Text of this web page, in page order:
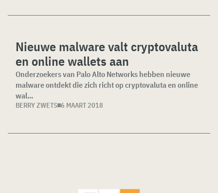
Nieuwe malware valt cryptovaluta
en online wallets aan
Onderzoekers van Palo Alto Networks hebben nieuwe
malware ontdekt die zich richt op cryptovaluta en online
wal...
BERRY ZWETS 6 MAART 2018